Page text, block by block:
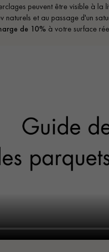
peuvent être visible à la
naturels et au passage d'un
de 10% à votre surface